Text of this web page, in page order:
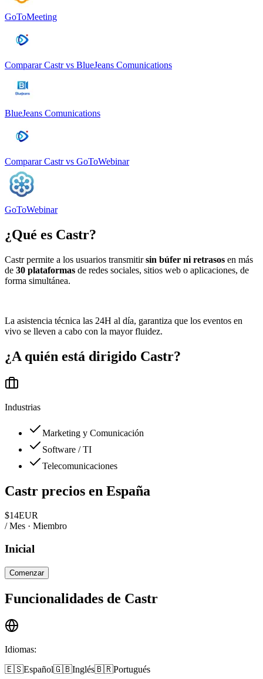
GoToMeeting
Comparar Castrvs BlueJeans Comunications
BlueJeans Comunications
Comparar Castrvs GoToWebinar
GoToWebinar
¿Qué es Castr?
Castr permite a los usuarios transmitirsin búfer ni retrasos en más
de 30 plataformas de redes sociales, sitios web o aplicaciones, de
forma simultánea.
La asistencia técnica las 24H al día, garantiza que los eventos en
vivo se lleven a cabo con la mayor fluidez.
¿A quién está dirigido Castr?
Industrias
Marketing y Comunicación
Software / TI
Telecomunicaciones
Castr precios en España
$14EUR
/ Mes · Miembro
Inicial
Comenzar
Funcionalidades de Castr
Idiomas:
🇪🇸Español🇬🇧Inglés🇧🇷Portugués